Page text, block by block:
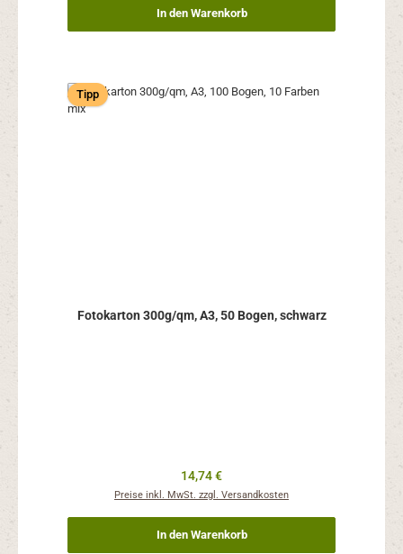
In den Warenkorb
Tipp
Fotokarton 300g/qm, A3, 50 Bogen, schwarz
Regulärer Preis:
14,74 €
Preise inkl. MwSt. zzgl. Versandkosten
In den Warenkorb